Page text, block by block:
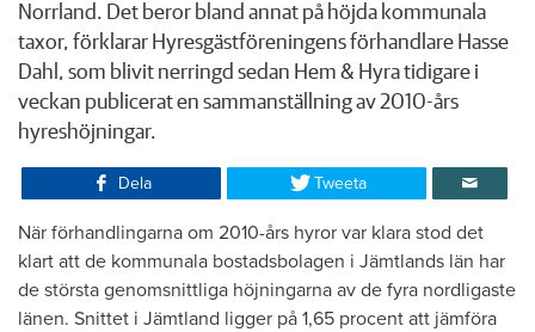
Norrland. Det beror bland annat på höjda kommunala
taxor, förklarar Hyresgästföreningens förhandlare Hasse
Dahl, som blivit nerringd sedan Hem & Hyra tidigare i
veckan publicerat en sammanställning av 2010-års
hyreshöjningar.
Dela Tweeta
​När förhandlingarna om 2010-års hyror var klara stod det
klart att de kommunala bostadsbolagen i Jämtlands län har
de största genomsnittliga höjningarna av de fyra nordligaste
länen. Snittet i Jämtland ligger på 1,65 procent att jämföra